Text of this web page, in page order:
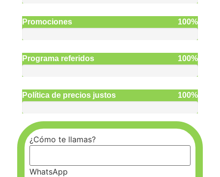
Promociones 100%
Programa referidos 100%
Política de precios justos 100%
¿Cómo te llamas?
WhatsApp